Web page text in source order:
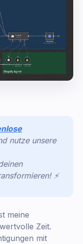
nutze unsere
⚡
meine
Zeit.
mit